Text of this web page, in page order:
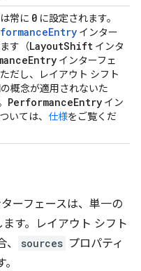
常に 0 に設定されます。
インター
す（LayoutShift インタ
Entry インターフェ
だし、レイアウト シフト
概念が適用されないた
PerformanceEntry イン
いては、 仕様をご覧くだ
ーフェースは、単一の
す。レイアウト シフト
sources プロパティ